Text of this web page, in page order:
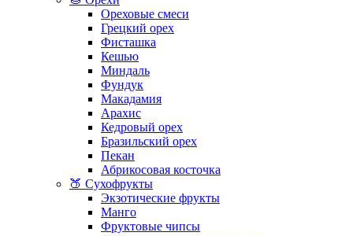
Ореховые смеси
Грецкий орех
Фисташка
Кешью
Миндаль
Фундук
Макадамия
Арахис
Кедровый орех
Бразильский орех
Пекан
Абрикосовая косточка
🍑 Сухофрукты
Экзотические фрукты
Манго
Фруктовые чипсы